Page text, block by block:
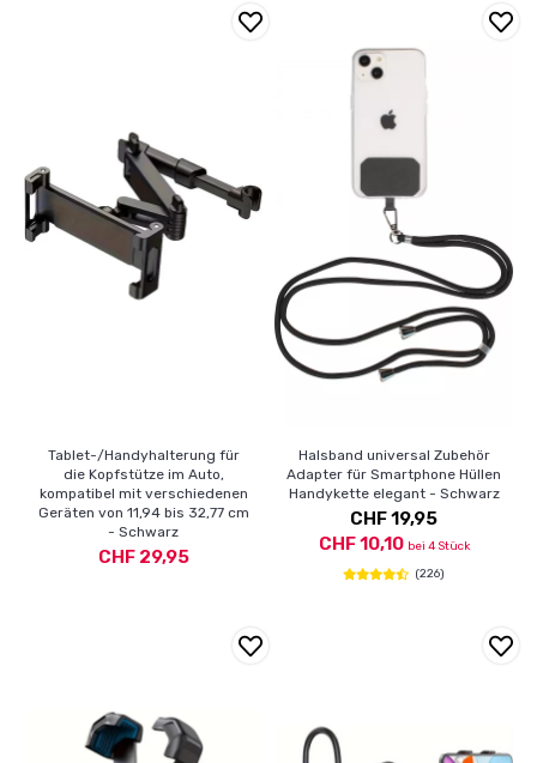
Tablet-/Handyhalterung für
die Kopfstütze im Auto,
kompatibel mit verschiedenen
Geräten von 11,94 bis 32,77 cm
- Schwarz
CHF 29,95
Halsband universal Zubehör
Adapter für Smartphone Hüllen
Handykette elegant - Schwarz
CHF 19,95
CHF 10,10 bei 4 Stück
(226)